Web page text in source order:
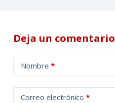
Deja un comentario
Nombre *
Correo electrónico *
l
t